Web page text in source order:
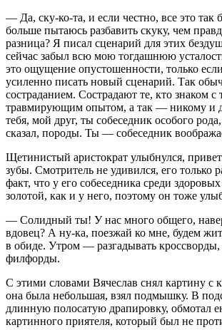
— Да, ску-ко-та, и если честно, все это так
больше пытаюсь разбавить скуку, чем
разница? Я писал сценарий для этих
сейчас забыл всю мою тогдашнюю
это ощущение опустошенности, только
усиленно писать новый сценарий. Так
состраданием. Сострадают те, кто знаком с
травмирующим опытом, а так — никому и
тебя, мой друг, ты собеседник особого
сказал, породы. Ты — собеседник
Щетинистый аристократ улыбнулся,
зубы. Смотритель не удивился, его только
факт, что у его собеседника среди
золотой, как и у него, поэтому он тоже
— Солидный ты! У нас много общего,
вдовец? А ну-ка, поезжай ко мне, будем
в обиде. Утром — разгадывать
филфорды.
С этими словами Вячеслав снял картину с
она была небольшая, взял подмышку. В
длинную полосатую драпировку, обмотал
картинного приятеля, который был не